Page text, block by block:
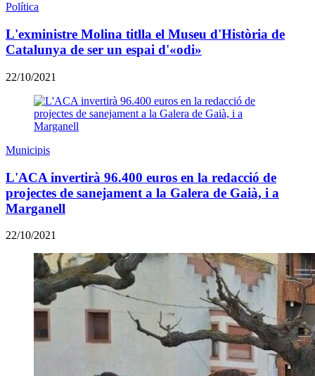
Política
L'exministre Molina titlla el Museu d'Història de
Catalunya de ser un espai d'«odi»
22/10/2021
Municipis
L'ACA invertirà 96.400 euros en la redacció de
projectes de sanejament a la Galera de Gaià, i a
Marganell
22/10/2021